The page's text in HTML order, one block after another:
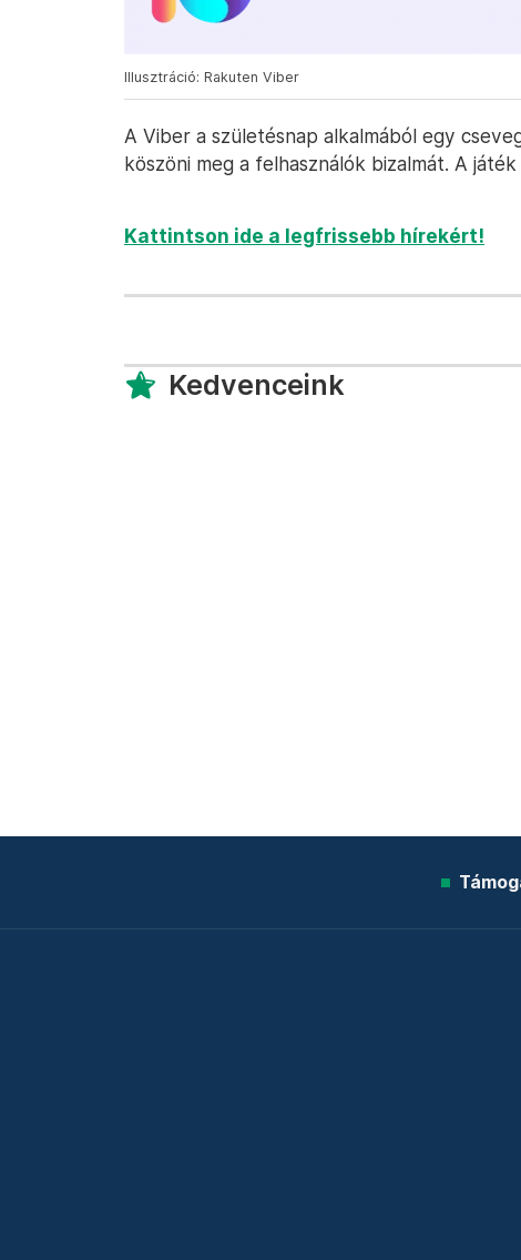
Illusztráció: Rakuten Viber
A Viber a születésnap alkalmából egy
köszöni meg a felhasználók bizalmát. A játék
Kattintson ide a legfrissebb hírekért!
Kedvenceink